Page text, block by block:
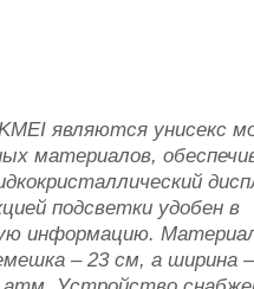
являются унисекс
материалов,
подсветки удобен в
информацию.
– 23 см, а ширина